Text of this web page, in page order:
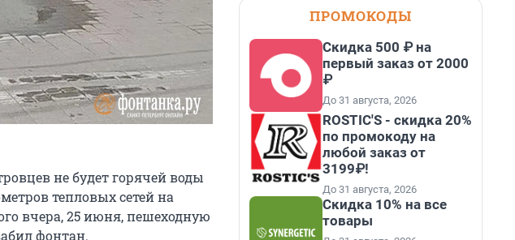
не будет горячей воды
тепловых сетей на
вчера, 25 июня, пешеходную
фонтан.
ПРОМОКОДЫ
Скидка 500 ₽ на
первый заказ от 2000
₽
До 31 августа, 2026
ROSTIC'S - скидка 20%
по промокоду на
любой заказ от
3199₽!
До 31 августа, 2026
Скидка 10% на все
товары